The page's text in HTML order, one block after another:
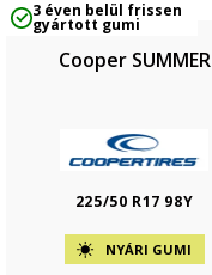
3 éven belül frissen
gyártott gumi
Cooper SUMMER
225/50 R17 98Y
NYÁRI GUMI